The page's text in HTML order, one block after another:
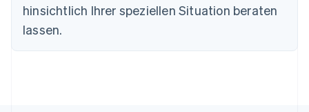
hinsichtlich Ihrer speziellen Situation beraten
lassen.
Finnland
Frankreich
FrançaisEnglish